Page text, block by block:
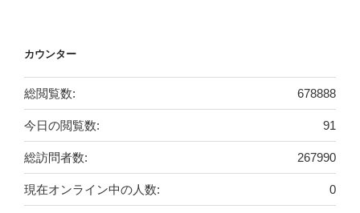
カウンター
678888
総閲覧数:
91
今日の閲覧数:
267990
総訪問者数:
0
現在オンライン中の人数: